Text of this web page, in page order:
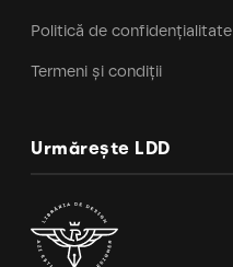
Urmărește LDD
Politică de confidențialitate
Termeni și condiții